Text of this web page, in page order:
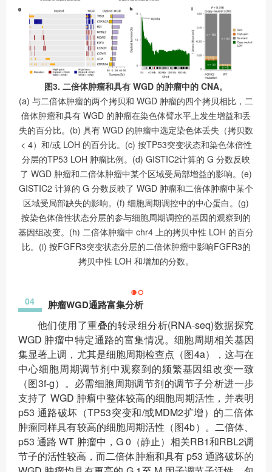
图3. 二倍体肿瘤和具有 WGD 的肿瘤中的 CNA。
(a) 与二倍体肿瘤的两个拷贝和 WGD 肿瘤的四个拷贝相比，二
倍体肿瘤和具有 WGD 的肿瘤在染色体臂水平上发生增益和丢
失的百分比。(b) 具有 WGD 的肿瘤中选定染色体丢失（拷贝数
< 4）和/或 LOH 的百分比。(c) 按TP53突变状态和染色体倍性
分层的TP53 LOH 肿瘤比例。(d) GISTIC2计算的 G 分数反映
了 WGD 肿瘤和二倍体肿瘤中某个区域受局部增益的影响。(e)
GISTIC2 计算的 G 分数反映了 WGD 肿瘤和二倍体肿瘤中某个
区域受局部缺失的影响。(f) 细胞周期调控中的中心蛋白。(g)
按染色体倍性状态分层的参与细胞周期调控的基因的观察到的
基因组改变。(h) 二倍体肿瘤中 chr4 上的拷贝中性 LOH 的百分
比。(i) 按FGFR3突变状态分层的二倍体肿瘤中影响FGFR3的
拷贝中性 LOH 和增加的分数。
04 肿瘤WGD通路富集分析
他们使用了重叠的转录组分析(RNA-seq)数据探究
WGD 肿瘤中特定通路的富集情况。细胞周期相关基因
集显著上调，尤其是细胞周期检查点（图4a），这与在
中心细胞周期调节剂中观察到的频繁基因组改变一致
（图3f-g）。必需细胞周期调节剂的调节子分析进一步
支持了 WGD 肿瘤中整体较高的细胞周期活性，并表明
p53 通路破坏（TP53突变和/或MDM2扩增）的二倍体
肿瘤同样具有较高的细胞周期活性（图4b）。二倍体、
p53 通路 WT 肿瘤中，G 0（静止）相关RB1和RBL2调
节子的活性较高，而二倍体肿瘤和具有 p53 通路破坏的